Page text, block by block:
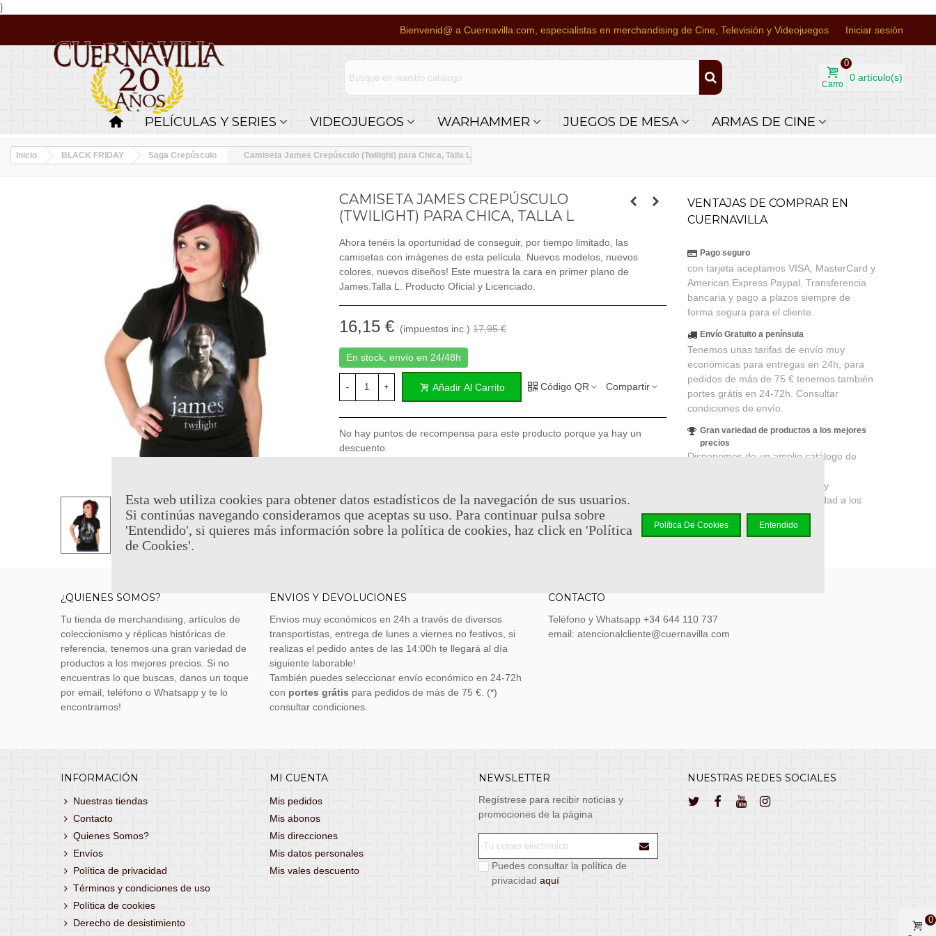
}
Bienvenid@ a Cuernavilla.com, especialistas en merchandising de Cine, Televisión y Videojuegos Iniciar sesión
Carro
0
0 artículo(s)
PELÍCULAS Y SERIES VIDEOJUEGOS WARHAMMER JUEGOS DE MESA ARMAS DE CINE
Inicio BLACK FRIDAY Saga Crepúsculo Camiseta James Crepúsculo (Twilight) para Chica, Talla L
CAMISETA JAMES CREPÚSCULO
(TWILIGHT) PARA CHICA, TALLA L
Ahora tenéis la oportunidad de conseguir, por tiempo limitado, las
camisetas con imágenes de esta película. Nuevos modelos, nuevos
colores, nuevos diseños! Este muestra la cara en primer plano de
James.Talla L. Producto Oficial y Licenciado.
16,15 € (impuestos inc.) 17,95 €
En stock, envío en 24/48h
- + Añadir Al Carrito Código QR Compartir
No hay puntos de recompensa para este producto porque ya hay un
descuento.
Marca: Neca
Favorito 0 A Lista De Deseos(1
VENTAJAS DE COMPRAR EN
CUERNAVILLA
Pago seguro
con tarjeta aceptamos VISA, MasterCard y
American Express Paypal, Transferencia
bancaria y pago a plazos siempre de
forma segura para el cliente.
Envío Gratuito a península
Tenemos unas tarifas de envío muy
económicas para entregas en 24h, para
pedidos de más de 75 € tenemos también
portes grátis en 24-72h. Consultar
condiciones de envío.
Gran variedad de productos a los mejores
precios
Disponemos de un amplio catálogo de
coleccionismo de cines, series y
videojuegos, productos de calidad a los
mejores precios.
¿QUIENES SOMOS?
Tu tienda de merchandising, artículos de
coleccionismo y réplicas históricas de
referencia, tenemos una gran variedad de
productos a los mejores precios. Si no
encuentras lo que buscas, danos un toque
por email, teléfono o Whatsapp y te lo
encontramos!
ENVÍOS Y DEVOLUCIONES
Envíos muy económicos en 24h a través de diversos
transportistas, entrega de lunes a viernes no festivos, si
realizas el pedido antes de las 14:00h te llegará al día
siguiente laborable!
También puedes seleccionar envío económico en 24-72h
con portes grátis para pedidos de más de 75 €. (*)
consultar condiciones.
CONTACTO
Teléfono y Whatsapp +34 644 110 737
email: atencionalcliente@cuernavilla.com
INFORMACIÓN
Nuestras tiendas
Contacto
Quienes Somos?
Envíos
Política de privacidad
Términos y condiciones de uso
Política de cookies
Derecho de desistimiento
MI CUENTA
Mis pedidos
Mis abonos
Mis direcciones
Mis datos personales
Mis vales descuento
NEWSLETTER
Regístrese para recibir noticias y
promociones de la página
Puedes consultar la política de
privacidad aquí
NUESTRAS REDES SOCIALES
0
Esta web utiliza cookies para obtener datos estadísticos de la navegación de sus usuarios.
Si continúas navegando consideramos que aceptas su uso. Para continuar pulsa sobre
'Entendido', si quieres más información sobre la política de cookies, haz click en 'Política
de Cookies'.
Política De Cookies Entendido